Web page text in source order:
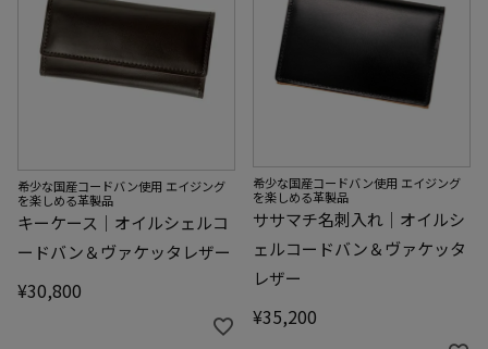
希少な国産コードバン使用 エイジング
を楽しめる革製品
キーケース｜オイルシェルコ
ードバン＆ヴァケッタレザー
¥30,800
希少な国産コードバン使用 エイジング
を楽しめる革製品
ササマチ名刺入れ｜オイルシ
ェルコードバン＆ヴァケッタ
レザー
¥35,200